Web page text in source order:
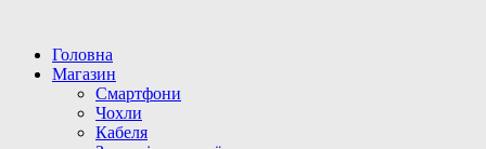
Головна
Магазин
Смартфони
Чохли
Кабеля